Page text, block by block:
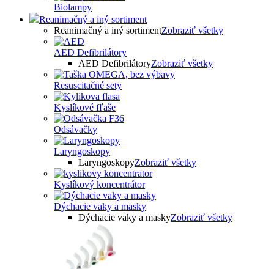
Biolampy
Reanimačný a iný sortiment
Reanimačný a iný sortimentZobraziť všetky
AED Defibrilátory
AED DefibrilátoryZobraziť všetky
Resuscitačné sety
Kyslíkové fľaše
Odsávačky
Laryngoskopy
LaryngoskopyZobraziť všetky
Kyslíkový koncentrátor
Dýchacie vaky a masky
Dýchacie vaky a maskyZobraziť všetky